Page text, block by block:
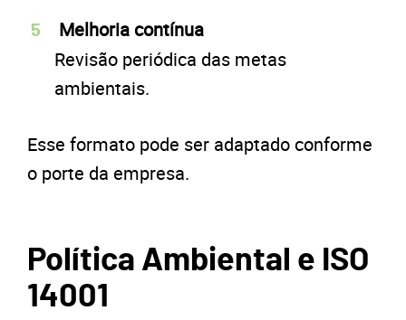
Melhoria contínua
Revisão periódica das metas
ambientais.
Esse formato pode ser adaptado conforme
o porte da empresa.
Política Ambiental e ISO
14001